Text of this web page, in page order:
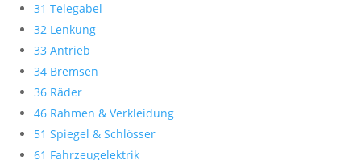
31 Telegabel
32 Lenkung
33 Antrieb
34 Bremsen
36 Räder
46 Rahmen & Verkleidung
51 Spiegel & Schlösser
61 Fahrzeugelektrik